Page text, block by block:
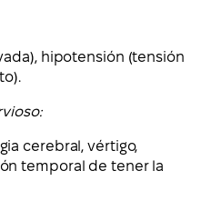
hipotensión (tensión
cerebral, vértigo,
temporal de tener la